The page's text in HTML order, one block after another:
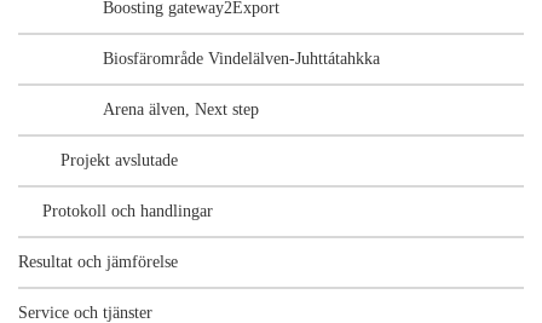
Boosting gateway2Export
Biosfärområde Vindelälven-Juhttátahkka
Arena älven, Next step
Projekt avslutade
Protokoll och handlingar
Resultat och jämförelse
Service och tjänster